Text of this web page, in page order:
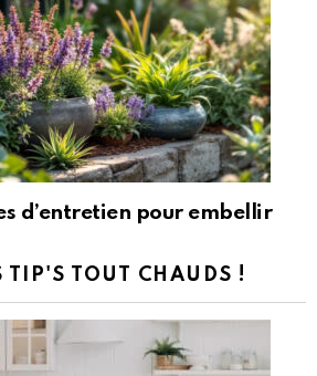
d’entretien pour embellir
TIP'S TOUT CHAUDS !